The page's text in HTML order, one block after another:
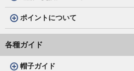
ポイントについて
各種ガイド
帽子ガイド